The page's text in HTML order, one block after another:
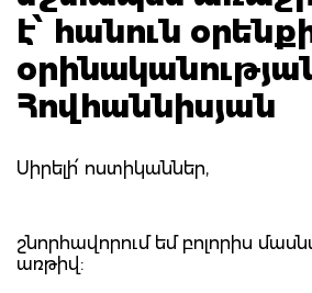
է՝ հանուն
Հովհաննիսյան
Սիրելի՛ ոստիկաններ,
շնորհավորում եմ բոլորիս
առթիվ: